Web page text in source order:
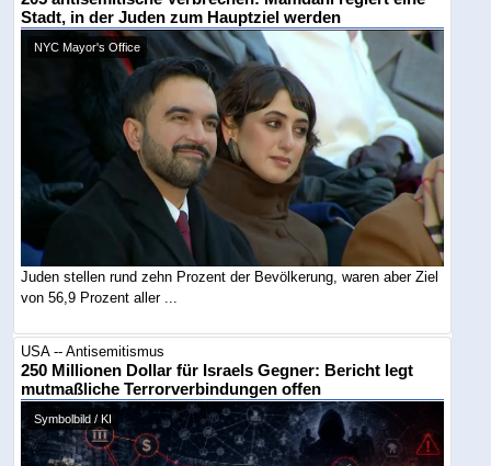
Stadt, in der Juden zum Hauptziel werden
NYC Mayor's Office
Juden stellen rund zehn Prozent der Bevölkerung, waren aber Ziel
von 56,9 Prozent aller ...
USA -- Antisemitismus
250 Millionen Dollar für Israels Gegner: Bericht legt
mutmaßliche Terrorverbindungen offen
Symbolbild / KI